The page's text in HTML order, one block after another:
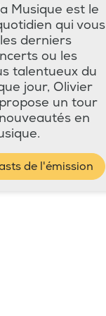
Musique est le
qui vous
derniers
ou les
talentueux du
jour, Olivier
un tour
en
de l'émission